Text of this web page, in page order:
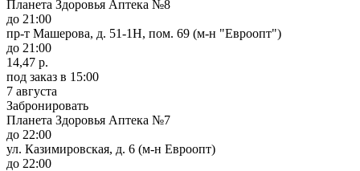
Планета Здоровья Аптека №8
до 21:00
пр-т Машерова, д. 51-1Н, пом. 69 (м-н "Евроопт")
до 21:00
14,47 р.
под заказ в 15:00
7 августа
Забронировать
Планета Здоровья Аптека №7
до 22:00
ул. Казимировская, д. 6 (м-н Евроопт)
до 22:00